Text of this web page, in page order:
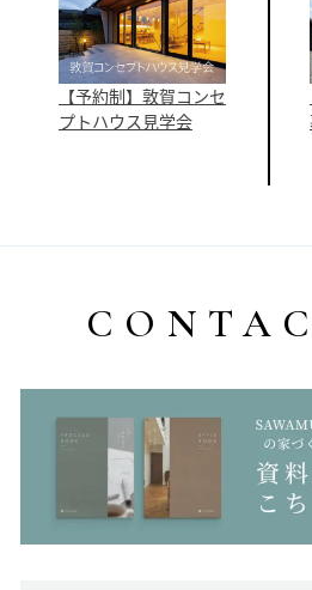
【予約制】敦賀コンセ
プトハウス見学会